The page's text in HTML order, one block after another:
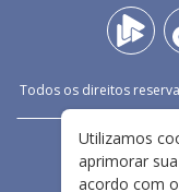
Todos os direitos
Utilizamos
aprimorar
acordo com o